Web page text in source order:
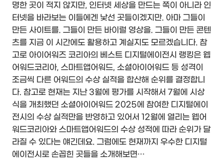
명한 곳이 적지 않지만, 인터넷 세상을 만드는 쪽이 아니라 인
터넷을 바라보는 이들에겐 낯선 곳들이겠지만. 아마 그들이
만든 사이트를. 그들이 만든 바이럴 영상을. 그들이 만든 콘텐
츠를 지금 이 시간에도 활용하고 계실지도 모르겠습니다. 참
고로 아이어워즈 코리아의 베스트 디지털에이전시 랭킹은 웹
어워드코리아, 스마트앱어워드, 소셜아이어워드 등 성격이
조금씩 다른 어워드의 수상 실적을 합산해 순위를 결정합니
다. 참고로 현재는 지난 3월에 평가를 시작해서 7월에 시상
식을 개최했던 소셜아이어워드 2025에 참여한 디지털에이
전시의 수상 실적만을 반영하고 있어서 12월에 열리는 웹어
워드코리아와 스마트앱어워드의 수상 성적에 따라 순위가 달
라질 수 있다는 얘긴데요. 그럼에도 현재까지 우수한 디지털
에이전시로 손꼽힌 곳들을 소개해보면…